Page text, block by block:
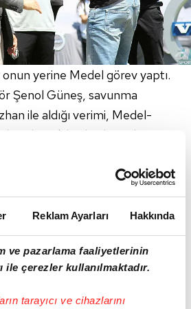
Reklam Ayarları Hakkında
ve pazarlama faaliyetlerinin
ile çerezler kullanılmaktadır.
tarayıcı ve cihazlarını
yerine Medel görev yaptı.
Şenol Güneş, savunma
ile aldığı verimi, Medel-
Tolgay ikilisiyle alamadı.